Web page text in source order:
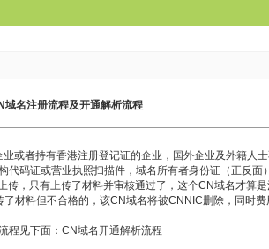
域名注册流程及开通解析流程
或者持有香港注册登记证的企业，国外企业及外籍人士
代码证或营业执照扫描件，域名所有者身份证（正反面
，只有上传了材料并审核通过了，这个CN域名才算是
材料但不合格的，该CN域名将被CNNIC删除，同时
程见下面：CN域名开通解析流程